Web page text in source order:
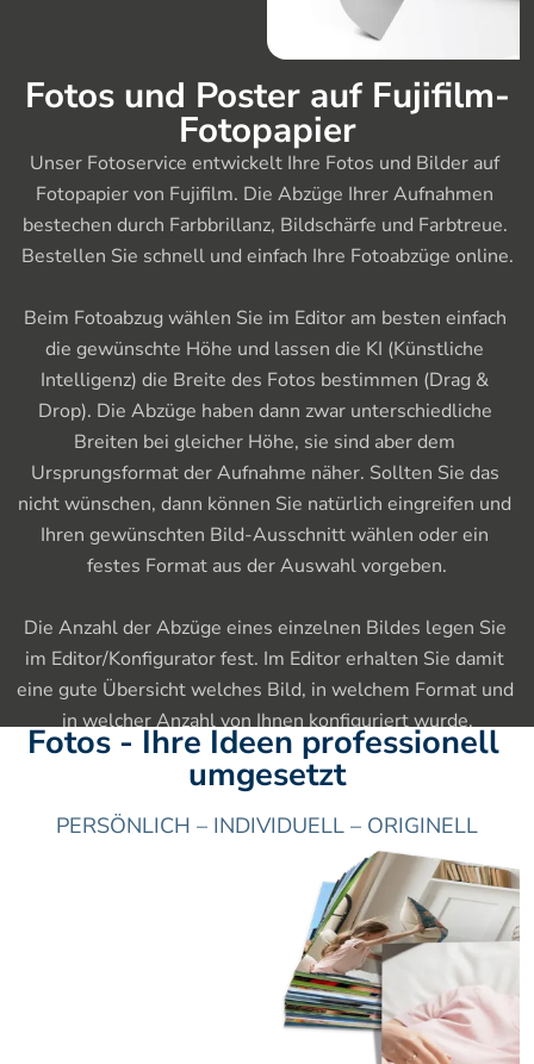
Fotos und Poster auf Fujifilm-
Fotopapier
Unser Fotoservice entwickelt Ihre Fotos und Bilder auf
Fotopapier von Fujifilm. Die Abzüge Ihrer Aufnahmen
bestechen durch Farbbrillanz, Bildschärfe und Farbtreue.
Bestellen Sie schnell und einfach Ihre Fotoabzüge online.
Beim Fotoabzug wählen Sie im Editor am besten einfach
die gewünschte Höhe und lassen die KI (Künstliche
Intelligenz) die Breite des Fotos bestimmen (Drag &
Drop). Die Abzüge haben dann zwar unterschiedliche
Breiten bei gleicher Höhe, sie sind aber dem
Ursprungsformat der Aufnahme näher. Sollten Sie das
nicht wünschen, dann können Sie natürlich eingreifen und
Ihren gewünschten Bild-Ausschnitt wählen oder ein
festes Format aus der Auswahl vorgeben.
Die Anzahl der Abzüge eines einzelnen Bildes legen Sie
im Editor/Konfigurator fest. Im Editor erhalten Sie damit
eine gute Übersicht welches Bild, in welchem Format und
in welcher Anzahl von Ihnen konfiguriert wurde.
Fotos - Ihre Ideen professionell
umgesetzt
PERSÖNLICH – INDIVIDUELL – ORIGINELL